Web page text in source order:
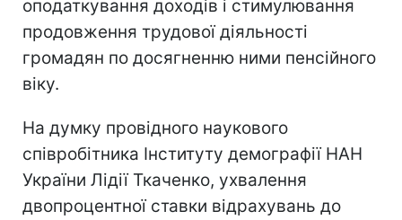
оподаткування доходів і стимулювання
продовження трудової діяльності
громадян по досягненню ними пенсійного
віку.
На думку провідного наукового
співробітника Інституту демографії НАН
України Лідії Ткаченко, ухвалення
двопроцентної ставки відрахувань до